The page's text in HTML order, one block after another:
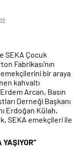
SEKA Çocuk
Fabrikası’nın
bir araya
kahvaltı
Arcan, Basın
Derneği Başkanı
Erdoğan Külah,
SEKA emekçileri ile